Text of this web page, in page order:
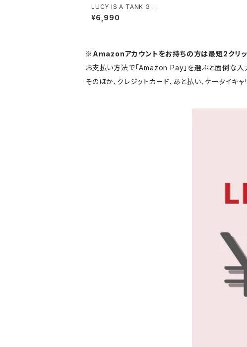
LUCY IS A TANK GIR
LビッグTシャツ 1014-
230221110
¥6,990
※Amazonアカウントをお持ちの方は最短2クリッ
お支払い方法で「Amazon Pay」を選ぶと面倒な入
そのほか、クレジットカード、あと払い、ケータイ